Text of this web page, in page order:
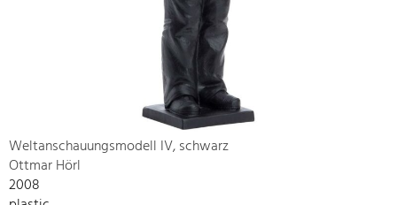
Weltanschauungsmodell IV, schwarz
Ottmar Hörl
2008